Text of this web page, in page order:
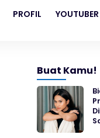
PROFIL YOUTUBER
Buat Kamu!